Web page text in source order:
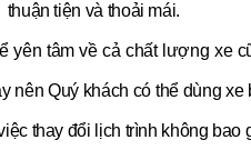
tiện và thoải mái.
yên tâm về cả chất lượng xe
nên Quý khách có thể dùng
thay đổi lịch trình không bao